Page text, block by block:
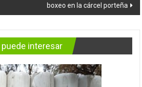
boxeo en la cárcel porteña
interesar